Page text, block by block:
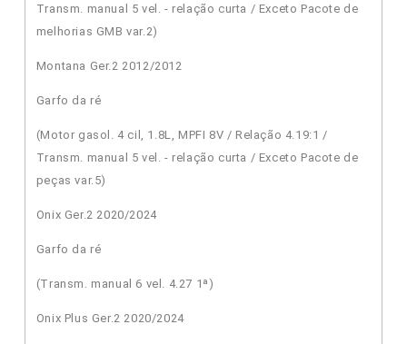
Transm. manual 5 vel. - relação curta / Exceto Pacote de
melhorias GMB var.2)
Montana Ger.2 2012/2012
Garfo da ré
(Motor gasol. 4 cil, 1.8L, MPFI 8V / Relação 4.19:1 /
Transm. manual 5 vel. - relação curta / Exceto Pacote de
peças var.5)
Onix Ger.2 2020/2024
Garfo da ré
(Transm. manual 6 vel. 4.27 1ª)
Onix Plus Ger.2 2020/2024